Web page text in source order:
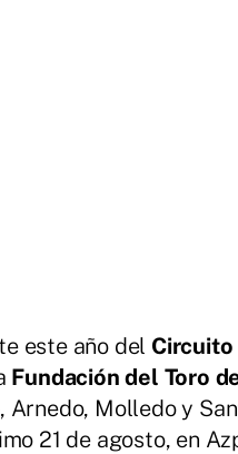
este año del
Fundación del Toro
Arnedo, Molledo y
21 de agosto, en